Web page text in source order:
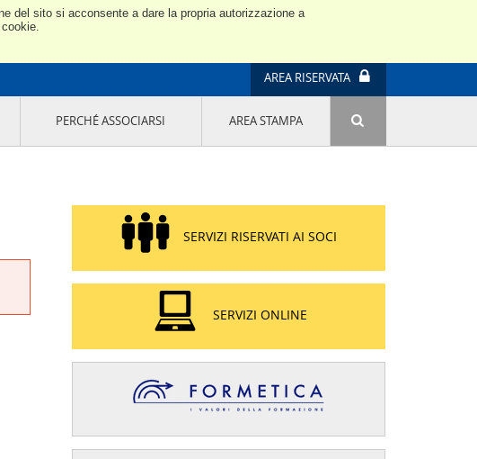
del sito si acconsente a dare la propria autorizzazione a
AREA RISERVATA
EDIZIONE
PROGETTO LU.ME.
IL MANAGER DELLA SOSTENIBILITÀ NEL
DISTRETTO TESSILE PRATESE
GRUPPO IMPRENDITORIA FEMMINILE
SOSTENIBILITÀ
PERCHÉ ASSOCIARSI AREA STAMPA
SERVIZI RISERVATI AI SOCI
SERVIZI ONLINE